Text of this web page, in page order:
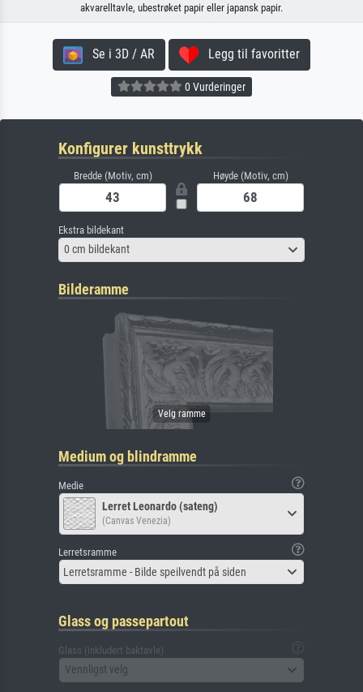
akvarelltavle, ubestrøket papir eller japansk papir.
Se i 3D / AR Legg til favoritter
0 Vurderinger
Konfigurer kunsttrykk
Bredde (Motiv, cm) Høyde (Motiv, cm)
Ekstra bildekant
0 cm bildekant
Bilderamme
Medium og blindramme
Medie
Lerret Leonardo (sateng)
(Canvas Venezia)
Lerretsramme
Lerretsramme - Bilde speilvendt på siden
Glass og passepartout
Glass (inkludert baktavle)
Vennligst velg